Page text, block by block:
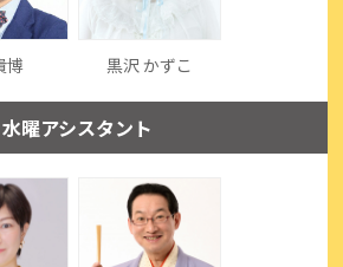
博 黒沢 かずこ
水曜アシスタント